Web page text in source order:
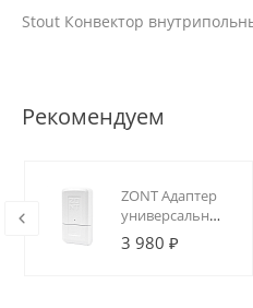
Stout Конвектор
Рекомендуем
ZONT Адаптер
универсальный
для
подключения
3 980 ₽